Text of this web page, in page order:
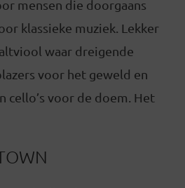
mensen die doorgaans
klassieke muziek. Lekker
waar dreigende
voor het geweld en
cello’s voor de doem. Het